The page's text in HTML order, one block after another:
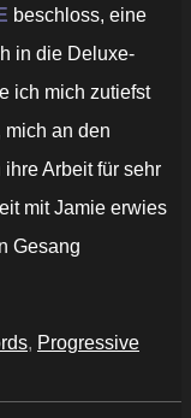
beschloss, eine
in die Deluxe-
ich mich zutiefst
an den
Arbeit für sehr
mit Jamie erwies
Gesang
, Progressive